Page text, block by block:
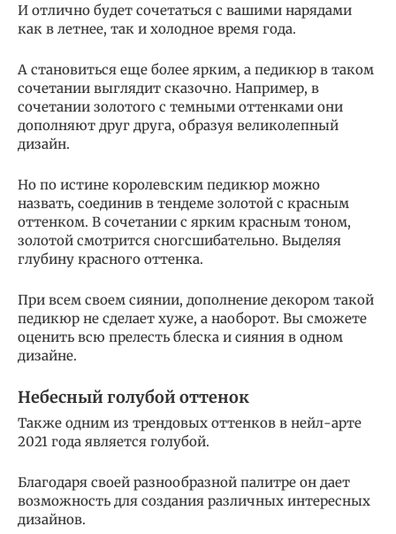
И отлично будет сочетаться с вашими нарядами
как в летнее, так и холодное время года.
А становиться еще более ярким, а педикюр в таком
сочетании выглядит сказочно. Например, в
сочетании золотого с темными оттенками они
дополняют друг друга, образуя великолепный
дизайн.
Но по истине королевским педикюр можно
назвать, соединив в тендеме золотой с красным
оттенком. В сочетании с ярким красным тоном,
золотой смотрится сногсшибательно. Выделяя
глубину красного оттенка.
При всем своем сиянии, дополнение декором такой
педикюр не сделает хуже, а наоборот. Вы сможете
оценить всю прелесть блеска и сияния в одном
дизайне.
Небесный голубой оттенок
Также одним из трендовых оттенков в нейл-арте
2021 года является голубой.
Благодаря своей разнообразной палитре он дает
возможность для создания различных интересных
дизайнов.